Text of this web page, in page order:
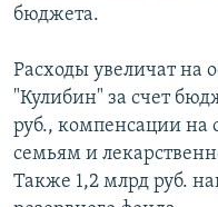
бюджета.
Расходы увеличат на
"Кулибин" за счет
руб., компенсации на
семьям и
Также 1,2 млрд руб.